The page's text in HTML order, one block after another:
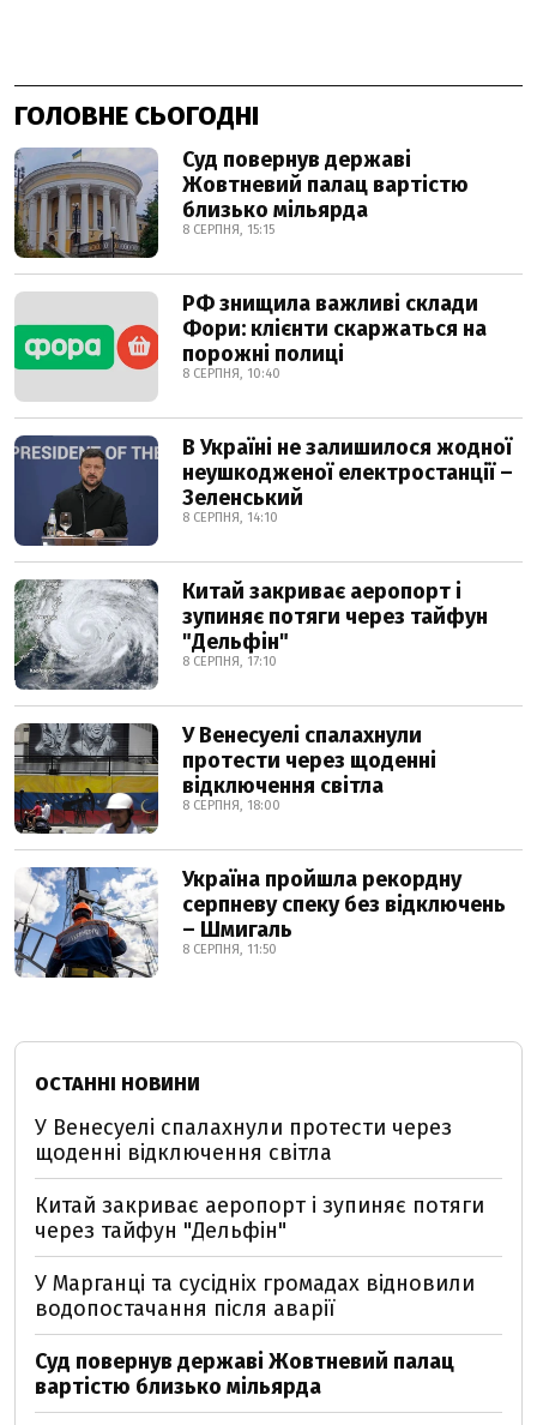
ГОЛОВНЕ СЬОГОДНІ
Суд повернув державі
Жовтневий палац вартістю
близько мільярда
8 СЕРПНЯ, 15:15
РФ знищила важливі склади
Фори: клієнти скаржаться на
порожні полиці
8 СЕРПНЯ, 10:40
В Україні не залишилося жодної
неушкодженої електростанції –
Зеленський
8 СЕРПНЯ, 14:10
Китай закриває аеропорт і
зупиняє потяги через тайфун
"Дельфін"
8 СЕРПНЯ, 17:10
У Венесуелі спалахнули
протести через щоденні
відключення світла
8 СЕРПНЯ, 18:00
Україна пройшла рекордну
серпневу спеку без відключень
– Шмигаль
8 СЕРПНЯ, 11:50
ОСТАННІ НОВИНИ
У Венесуелі спалахнули протести через
щоденні відключення світла
Китай закриває аеропорт і зупиняє потяги
через тайфун "Дельфін"
У Марганці та сусідніх громадах відновили
водопостачання після аварії
Суд повернув державі Жовтневий палац
вартістю близько мільярда